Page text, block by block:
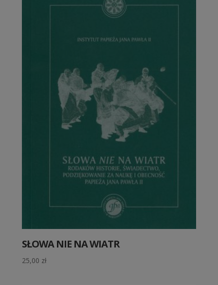
SŁOWA NIE NA WIATR
25,00 zł